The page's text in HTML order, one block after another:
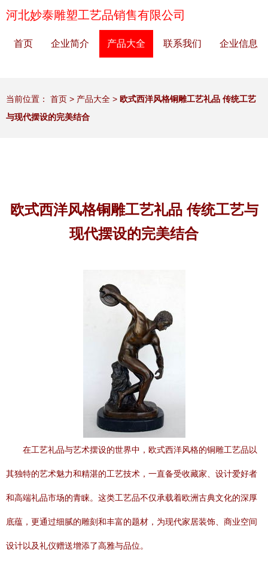
河北妙泰雕塑工艺品销售有限公司
首页 企业简介 产品大全 联系我们 企业信息
当前位置： 首页 > 产品大全 > 欧式西洋风格铜雕工艺礼品 传统工艺
与现代摆设的完美结合
欧式西洋风格铜雕工艺礼品 传统工艺与
现代摆设的完美结合
在工艺礼品与艺术摆设的世界中，欧式西洋风格的铜雕工艺品以
其独特的艺术魅力和精湛的工艺技术，一直备受收藏家、设计爱好者
和高端礼品市场的青睐。这类工艺品不仅承载着欧洲古典文化的深厚
底蕴，更通过细腻的雕刻和丰富的题材，为现代家居装饰、商业空间
设计以及礼仪赠送增添了高雅与品位。